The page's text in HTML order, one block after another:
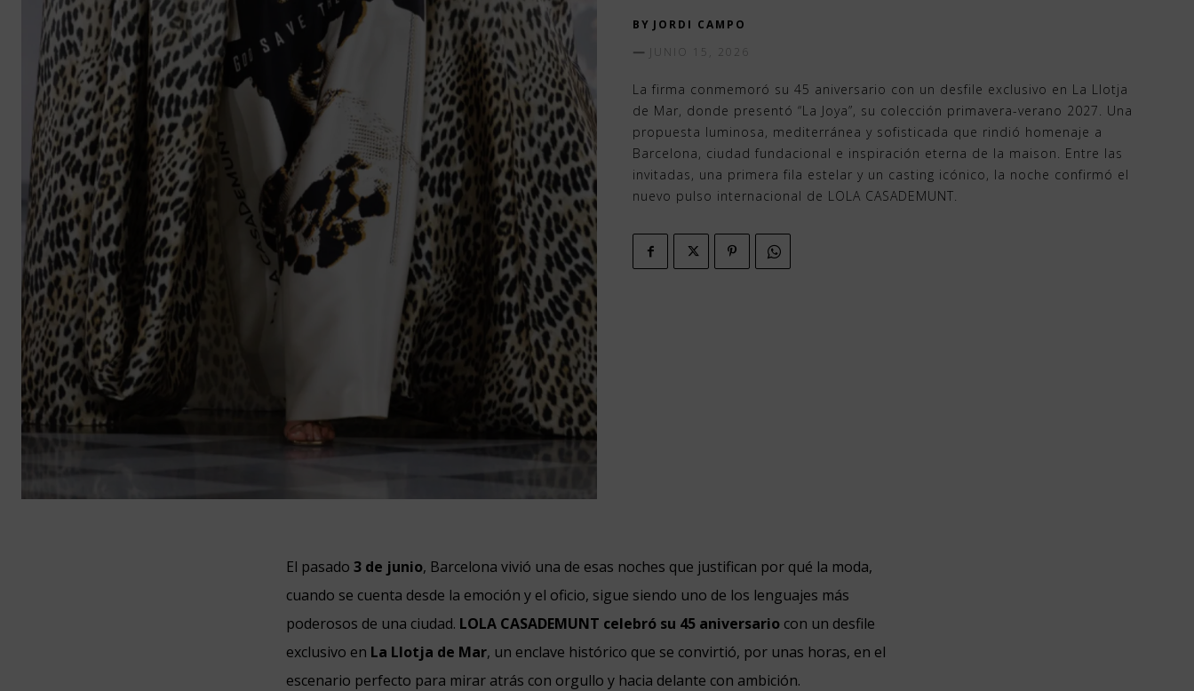
BY JORDI CAMPO
JUNIO 15, 2026
La firma conmemoró su 45 aniversario con un desfile exclusivo en La Llotja
de Mar, donde presentó “La Joya”, su colección primavera-verano 2027. Una
propuesta luminosa, mediterránea y sofisticada que rindió homenaje a
Barcelona, ciudad fundacional e inspiración eterna de la maison. Entre las
invitadas, una primera fila estelar y un casting icónico, la noche confirmó el
nuevo pulso internacional de LOLA CASADEMUNT.
El pasado3 de junio, Barcelona vivió una de esas noches que justifican por qué la moda,
cuando se cuenta desde la emoción y el oficio, sigue siendo uno de los lenguajes más
poderosos de una ciudad. LOLA CASADEMUNT celebró su 45 aniversario con un desfile
exclusivo en La Llotja de Mar, un enclave histórico que se convirtió, por unas horas, en el
escenario perfecto para mirar atrás con orgullo y hacia delante con ambición.